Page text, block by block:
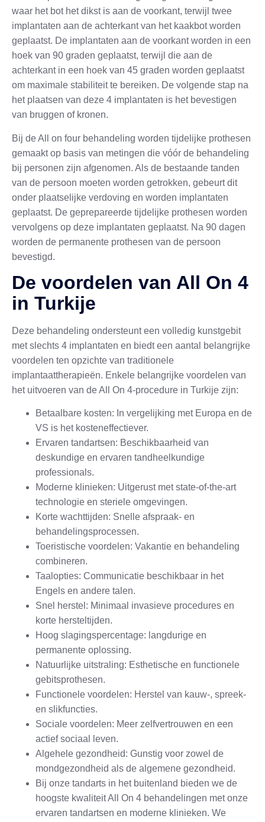
waar het bot het dikst is aan de voorkant, terwijl twee
implantaten aan de achterkant van het kaakbot worden
geplaatst. De implantaten aan de voorkant worden in een
hoek van 90 graden geplaatst, terwijl die aan de
achterkant in een hoek van 45 graden worden geplaatst
om maximale stabiliteit te bereiken. De volgende stap na
het plaatsen van deze 4 implantaten is het bevestigen
van bruggen of kronen.
Bij de All on four behandeling worden tijdelijke prothesen
gemaakt op basis van metingen die vóór de behandeling
bij personen zijn afgenomen. Als de bestaande tanden
van de persoon moeten worden getrokken, gebeurt dit
onder plaatselijke verdoving en worden implantaten
geplaatst. De geprepareerde tijdelijke prothesen worden
vervolgens op deze implantaten geplaatst. Na 90 dagen
worden de permanente prothesen van de persoon
bevestigd.
De voordelen van All On 4
in Turkije
Deze behandeling ondersteunt een volledig kunstgebit
met slechts 4 implantaten en biedt een aantal belangrijke
voordelen ten opzichte van traditionele
implantaattherapieën. Enkele belangrijke voordelen van
het uitvoeren van de All On 4-procedure in Turkije zijn:
Betaalbare kosten: In vergelijking met Europa en de
VS is het kosteneffectiever.
Ervaren tandartsen: Beschikbaarheid van
deskundige en ervaren tandheelkundige
professionals.
Moderne klinieken: Uitgerust met state-of-the-art
technologie en steriele omgevingen.
Korte wachttijden: Snelle afspraak- en
behandelingsprocessen.
Toeristische voordelen: Vakantie en behandeling
combineren.
Taalopties: Communicatie beschikbaar in het
Engels en andere talen.
Snel herstel: Minimaal invasieve procedures en
korte hersteltijden.
Hoog slagingspercentage: langdurige en
permanente oplossing.
Natuurlijke uitstraling: Esthetische en functionele
gebitsprothesen.
Functionele voordelen: Herstel van kauw-, spreek-
en slikfuncties.
Sociale voordelen: Meer zelfvertrouwen en een
actief sociaal leven.
Algehele gezondheid: Gunstig voor zowel de
mondgezondheid als de algemene gezondheid.
Bij onze tandarts in het buitenland bieden we de
hoogste kwaliteit All On 4 behandelingen met onze
ervaren tandartsen en moderne klinieken. We